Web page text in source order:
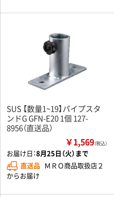
SUS 【数量1~19】パイプスタ
ンドG GFN-E20 1個 127-
8956（直送品）
￥1,569（税込）
お届け日：8月25日（火）まで
直送品 ＭＲＯ商品取扱店２
からお届け